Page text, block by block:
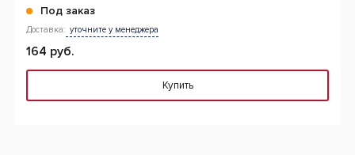
Под заказ
Доставка: уточните у менеджера
164 руб.
Купить